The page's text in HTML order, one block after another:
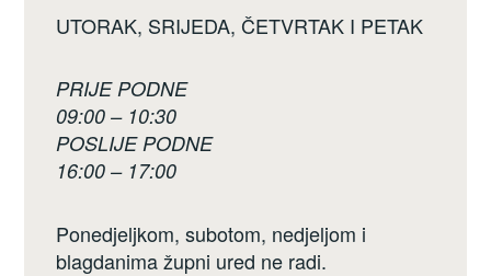
UTORAK, SRIJEDA, ČETVRTAK I PETAK
PRIJE PODNE
09:00 – 10:30
POSLIJE PODNE
16:00 – 17:00
Ponedjeljkom, subotom, nedjeljom i
blagdanima župni ured ne radi.